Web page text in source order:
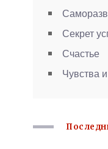
Секрет
Счастье
Чувства